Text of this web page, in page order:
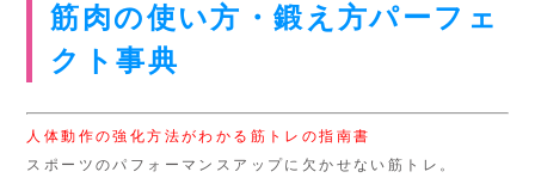
筋肉の使い方・鍛え方パーフェ
クト事典
人体動作の強化方法がわかる筋トレの指南書
スポーツのパフォーマンスアップに欠かせない筋トレ。